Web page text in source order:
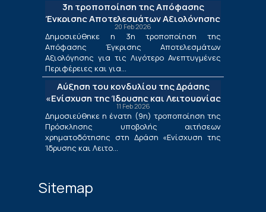
3η τροποποίηση της Απόφασης
Έγκρισης Αποτελεσμάτων Αξιολόγησης
για τις Λιγότερο Ανεπτυγμένες
Περιφέρειες και για τις Περιφέρειες
Μετάβασης στο πλαίσιο της Δράσης
«Ενίσχυση της Ίδρυσης και Λειτουργίας
Νέων Μικρομεσαίων Τουριστικών
Επιχειρήσεων»
20 Feb 2026
Δημοσιεύθηκε η 3η τροποποίηση της
Απόφασης Έγκρισης Αποτελεσμάτων
Αξιολόγησης για τις Λιγότερο Ανεπτυγμένες
Περιφέρειες και για...
Αύξηση του κονδυλίου της Δράσης
«Ενίσχυση της Ίδρυσης και Λειτουργίας
Νέων Μικρομεσαίων Τουριστικών
Επιχειρήσεων»
11 Feb 2026
Δημοσιεύθηκε η ένατη (9η) τροποποίηση της
Πρόσκλησης υποβολής αιτήσεων
χρηματοδότησης στη Δράση «Ενίσχυση της
Ίδρυσης και Λειτο...
Sitemap